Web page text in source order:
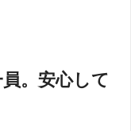
。安心して